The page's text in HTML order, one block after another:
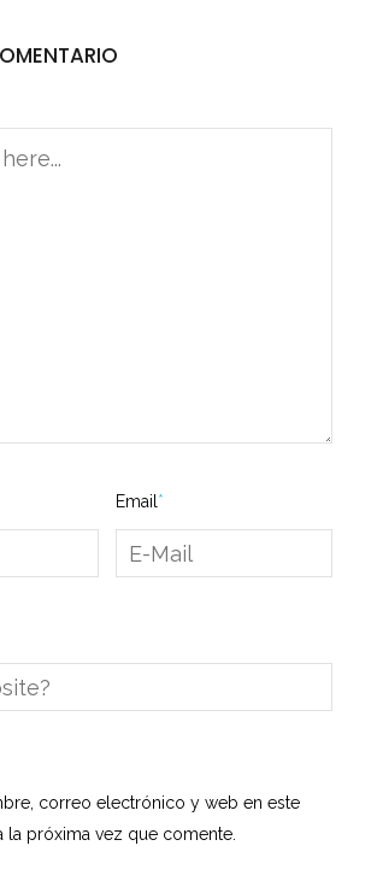
Email*
correo electrónico y web en este
la próxima vez que comente.